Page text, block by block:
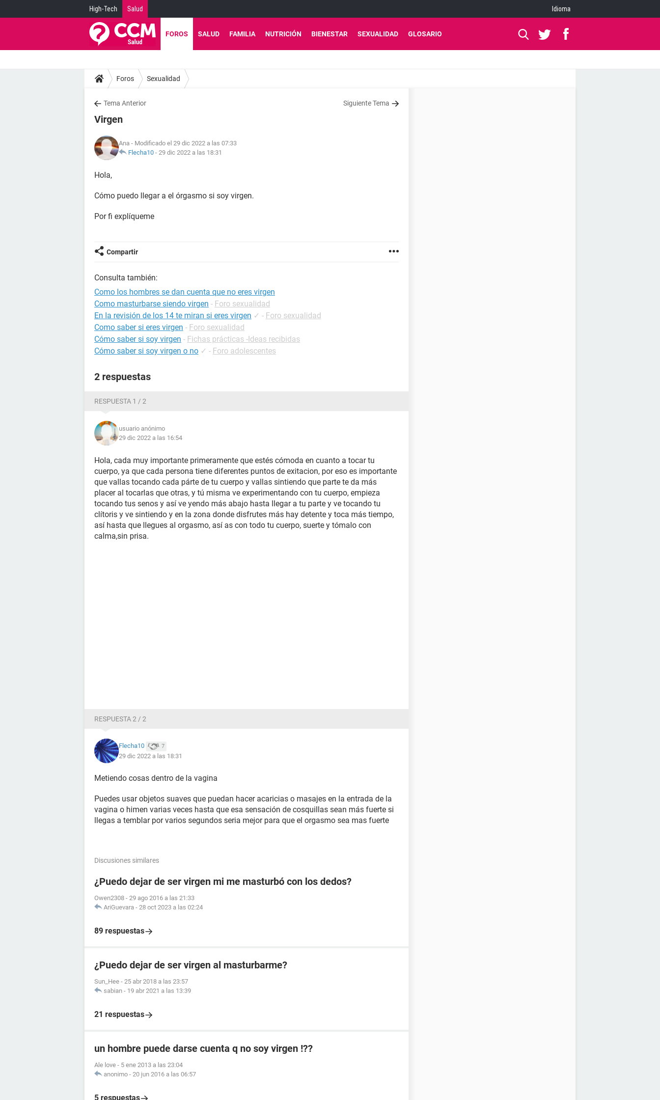
High-Tech Salud Idioma
FOROS SALUD FAMILIA NUTRICIÓN BIENESTAR SEXUALIDAD GLOSARIO
Foros Sexualidad
Tema Anterior Siguiente Tema
Virgen
Ana - Modificado el 29 dic 2022 a las 07:33
Flecha10 - 29 dic 2022 a las 18:31
Hola,
Cómo puedo llegar a el órgasmo si soy virgen.
Por fi explíqueme
Compartir
Consulta también:
Como los hombres se dan cuenta que no eres virgen
Como masturbarse siendo virgen - Foro sexualidad
En la revisión de los 14 te miran si eres virgen ✓ - Foro sexualidad
Como saber si eres virgen - Foro sexualidad
Cómo saber si soy virgen - Fichas prácticas -Ideas recibidas
Cómo saber si soy virgen o no ✓ - Foro adolescentes
2 respuestas
RESPUESTA 1 / 2
usuario anónimo
29 dic 2022 a las 16:54
Hola, cada muy importante primeramente que estés cómoda en cuanto a tocar tu
cuerpo, ya que cada persona tiene diferentes puntos de exitacion, por eso es importante
que vallas tocando cada párte de tu cuerpo y vallas sintiendo que parte te da más
placer al tocarlas que otras, y tú misma ve experimentando con tu cuerpo, empieza
tocando tus senos y así ve yendo más abajo hasta llegar a tu parte y ve tocando tu
clítoris y ve sintiendo y en la zona donde disfrutes más hay detente y toca más tiempo,
así hasta que llegues al orgasmo, así as con todo tu cuerpo, suerte y tómalo con
calma,sin prisa.
RESPUESTA 2 / 2
Flecha10 7
29 dic 2022 a las 18:31
Metiendo cosas dentro de la vagina
Puedes usar objetos suaves que puedan hacer acaricias o masajes en la entrada de la
vagina o himen varias veces hasta que esa sensación de cosquillas sean más fuerte si
llegas a temblar por varios segundos seria mejor para que el orgasmo sea mas fuerte
Discusiones similares
¿Puedo dejar de ser virgen mi me masturbó con los dedos?
Owen2308 - 29 ago 2016 a las 21:33
AriGuevara - 28 oct 2023 a las 02:24
89 respuestas
¿Puedo dejar de ser virgen al masturbarme?
Sun_Hee - 25 abr 2018 a las 23:57
sabian - 19 abr 2021 a las 13:39
21 respuestas
un hombre puede darse cuenta q no soy virgen !??
Ale love - 5 ene 2013 a las 23:04
anonimo - 20 jun 2016 a las 06:57
5 respuestas